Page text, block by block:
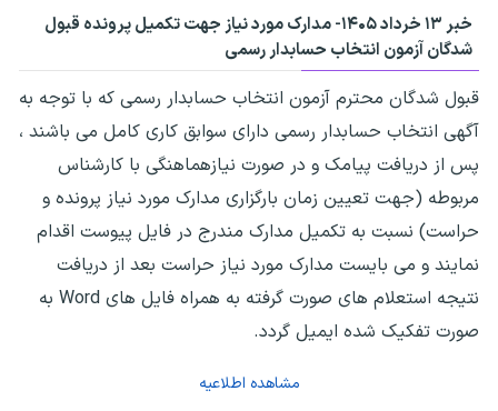
خبر ۱۳ خرداد ۱۴۰۵-
مدارک مورد نیاز جهت تکمیل پرونده قبول
شدگان آزمون انتخاب حسابدار رسمی
قبول شدگان محترم آزمون انتخاب حسابدار رسمی که با توجه به
آگهی انتخاب حسابدار رسمی دارای سوابق کاری کامل می باشند ،
پس از دریافت پیامک و در صورت نیازهماهنگی با کارشناس
مربوطه (جهت تعیین زمان بارگزاری مدارک مورد نیاز پرونده و
حراست) نسبت به تکمیل مدارک مندرج در فایل پیوست اقدام
نمایند و می بایست مدارک مورد نیاز حراست بعد از دریافت
نتیجه استعلام های صورت گرفته به همراه فایل های Word به
صورت تفکیک شده ایمیل گردد.
مشاهده اطلاعیه